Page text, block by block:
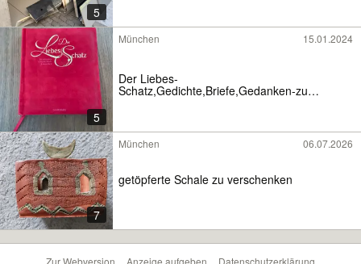
5
5
München 15.01.2024
Der Liebes-
Schatz,Gedichte,Briefe,Gedanken-zu
verschenken
7
München 06.07.2026
getöpferte Schale zu verschenken
Zur Webversion Anzeige aufgeben Datenschutzerklärung